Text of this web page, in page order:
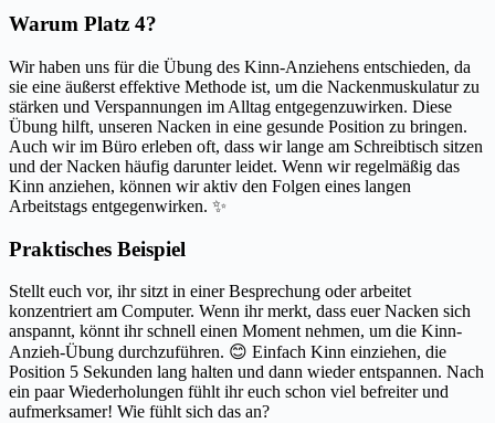
Warum Platz 4?
Wir haben uns für die Übung des Kinn-Anziehens entschieden, da
sie eine äußerst effektive Methode ist, um die Nackenmuskulatur zu
stärken und Verspannungen im Alltag entgegenzuwirken. Diese
Übung hilft, unseren Nacken in eine gesunde Position zu bringen.
Auch wir im Büro erleben oft, dass wir lange am Schreibtisch sitzen
und der Nacken häufig darunter leidet. Wenn wir regelmäßig das
Kinn anziehen, können wir aktiv den Folgen eines langen
Arbeitstags entgegenwirken. ✨
Praktisches Beispiel
Stellt euch vor, ihr sitzt in einer Besprechung oder arbeitet
konzentriert am Computer. Wenn ihr merkt, dass euer Nacken sich
anspannt, könnt ihr schnell einen Moment nehmen, um die Kinn-
Anzieh-Übung durchzuführen. 😊 Einfach Kinn einziehen, die
Position 5 Sekunden lang halten und dann wieder entspannen. Nach
ein paar Wiederholungen fühlt ihr euch schon viel befreiter und
aufmerksamer! Wie fühlt sich das an?